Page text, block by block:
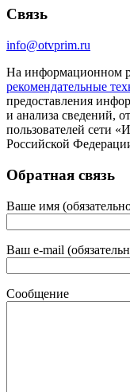
Связь
info@otvprim.ru
На информационном
рекомендательные
предоставления
и анализа сведений,
пользователей сети
Российской
Обратная связь
Ваше имя
Ваш e-mail
Сообщение